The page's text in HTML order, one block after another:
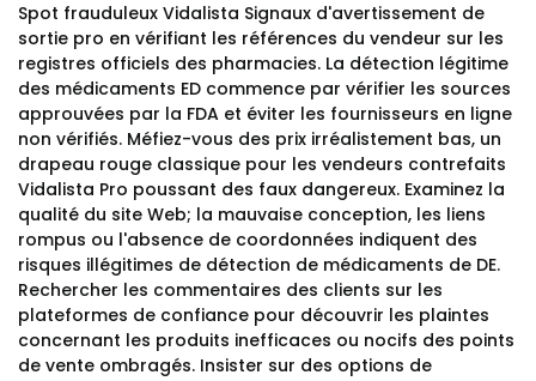
Spot frauduleux Vidalista Signaux d'avertissement de
sortie pro en vérifiant les références du vendeur sur les
registres officiels des pharmacies. La détection légitime
des médicaments ED commence par vérifier les sources
approuvées par la FDA et éviter les fournisseurs en ligne
non vérifiés. Méfiez-vous des prix irréalistement bas, un
drapeau rouge classique pour les vendeurs contrefaits
Vidalista Pro poussant des faux dangereux. Examinez la
qualité du site Web; la mauvaise conception, les liens
rompus ou l'absence de coordonnées indiquent des
risques illégitimes de détection de médicaments de DE.
Rechercher les commentaires des clients sur les
plateformes de confiance pour découvrir les plaintes
concernant les produits inefficaces ou nocifs des points
de vente ombragés. Insister sur des options de